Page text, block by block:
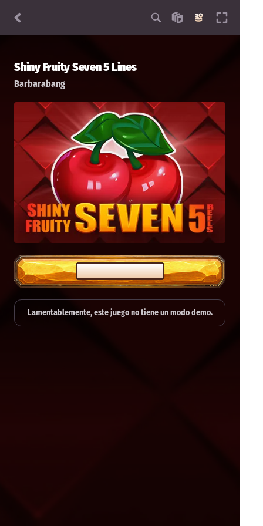
Shiny Fruity Seven 5 Lines
Barbarabang
JUEGA DE VERDAD
Lamentablemente, este juego no tiene un modo demo.